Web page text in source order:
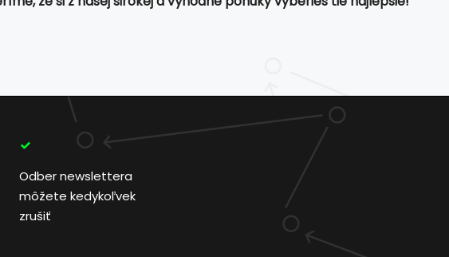
Odber newslettera
môžete kedykoľvek
zrušiť